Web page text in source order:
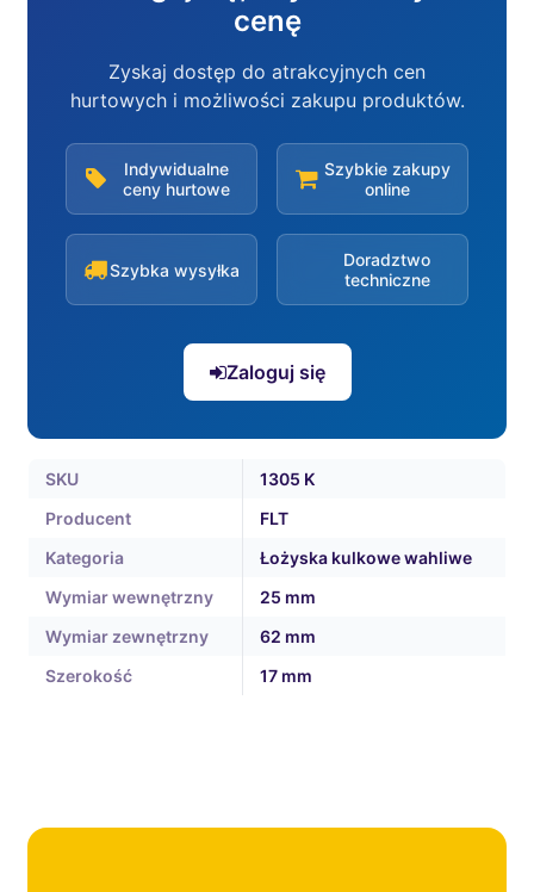
cenę
Zyskaj dostęp do atrakcyjnych cen
hurtowych i możliwości zakupu produktów.
Indywidualne
ceny hurtowe
Szybkie zakupy
online
Szybka wysyłka
Doradztwo
techniczne
Zaloguj się
SKU
1305 K
Producent
FLT
Kategoria
Łożyska kulkowe wahliwe
Wymiar wewnętrzny
25 mm
Wymiar zewnętrzny
62 mm
Szerokość
17 mm